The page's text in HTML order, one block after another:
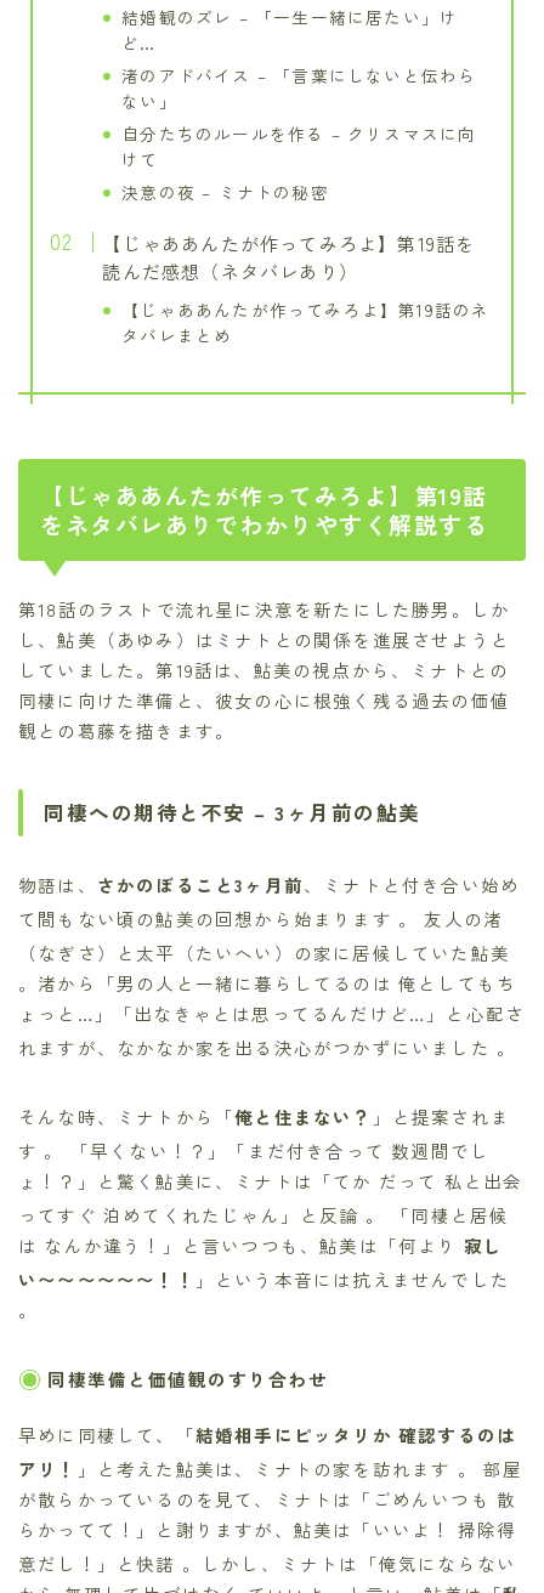
結婚観のズレ – 「一生一緒に居たい」け
ど…
渚のアドバイス – 「言葉にしないと伝わら
ない」
自分たちのルールを作る – クリスマスに向
けて
決意の夜 – ミナトの秘密
【じゃああんたが作ってみろよ】第19話を
読んだ感想（ネタバレあり）
【じゃああんたが作ってみろよ】第19話のネ
タバレまとめ
【じゃああんたが作ってみろよ】第19話
をネタバレありでわかりやすく解説する
第18話のラストで流れ星に決意を新たにした勝男。しか
し、鮎美（あゆみ）はミナトとの関係を進展させようと
していました。第19話は、鮎美の視点から、ミナトとの
同棲に向けた準備と、彼女の心に根強く残る過去の価値
観との葛藤を描きます。
同棲への期待と不安 – 3ヶ月前の鮎美
物語は、 さかのぼること3ヶ月前、ミナトと付き合い始め
て間もない頃の鮎美の回想から始まります 。 友人の渚
（なぎさ）と太平（たいへい）の家に居候していた鮎美
。渚から「男の人と一緒に暮らしてるのは 俺としてもち
ょっと…」「出なきゃとは思ってるんだけど…」と心配さ
れますが、なかなか家を出る決心がつかずにいました 。
そんな時、ミナトから「俺と住まない？ 」と提案されま
す 。 「早くない！？」「まだ付き合って 数週間でし
ょ！？」と驚く鮎美に、ミナトは「てか だって 私と出会
ってすぐ 泊めてくれたじゃん」と反論 。 「同棲と居候
は なんか違う！」と言いつつも、鮎美は「何より 寂し
い〜〜〜〜〜〜！！ 」という本音には抗えませんでした
。
同棲準備と価値観のすり合わせ
早めに同棲して、「結婚相手にピッタリか 確認するのは
アリ！ 」と考えた鮎美は、ミナトの家を訪れます 。 部屋
が散らかっているのを見て、ミナトは「ごめんいつも 散
らかってて！」と謝りますが、鮎美は「いいよ！ 掃除得
意だし！」と快諾 。しかし、ミナトは「俺気にならない